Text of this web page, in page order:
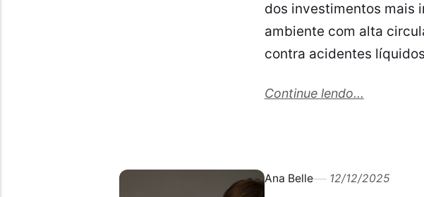
dos investimentos mais
ambiente com alta
contra acidentes
Continue lendo...
Ana Belle 12/12/2025